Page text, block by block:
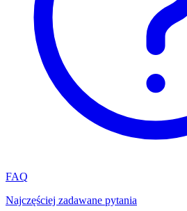
FAQ
Najczęściej zadawane pytania